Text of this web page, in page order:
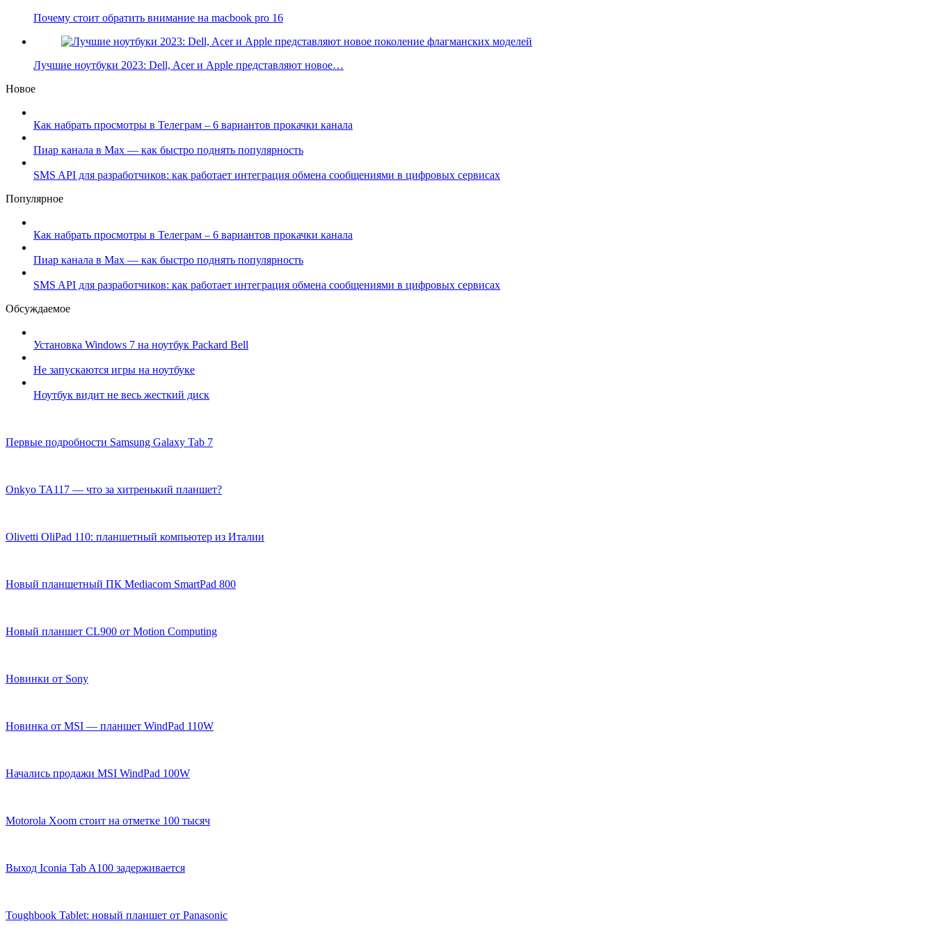
Почему стоит обратить внимание на macbook pro 16
Лучшие ноутбуки 2023: Dell, Acer и Apple представляют новое…
Новое
Как набрать просмотры в Телеграм – 6 вариантов прокачки канала
Пиар канала в Max — как быстро поднять популярность
SMS API для разработчиков: как работает интеграция обмена сообщениями в цифровых сервисах
Популярное
Как набрать просмотры в Телеграм – 6 вариантов прокачки канала
Пиар канала в Max — как быстро поднять популярность
SMS API для разработчиков: как работает интеграция обмена сообщениями в цифровых сервисах
Обсуждаемое
Установка Windows 7 на ноутбук Packard Bell
Не запускаются игры на ноутбуке
Ноутбук видит не весь жесткий диск
Первые подробности Samsung Galaxy Tab 7
Onkyo TA117 — что за хитренький планшет?
Olivetti OliPad 110: планшетный компьютер из Италии
Новый планшетный ПК Mediacom SmartPad 800
Новый планшет CL900 от Motion Computing
Новинки от Sony
Новинка от MSI — планшет WindPad 110W
Начались продажи MSI WindPad 100W
Motorola Xoom стоит на отметке 100 тысяч
Выход Iconia Tab A100 задерживается
Toughbook Tablet: новый планшет от Panasonic